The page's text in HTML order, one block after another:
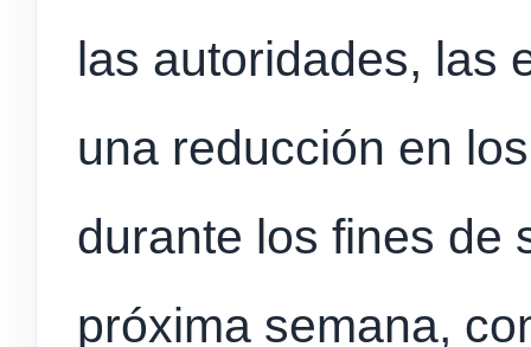
las autoridades, las
una reducción en
durante los fines de
próxima semana,